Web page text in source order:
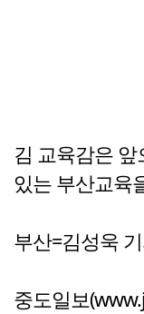
김 교육감은
있는 부산교육
부산=김성욱
중도일보